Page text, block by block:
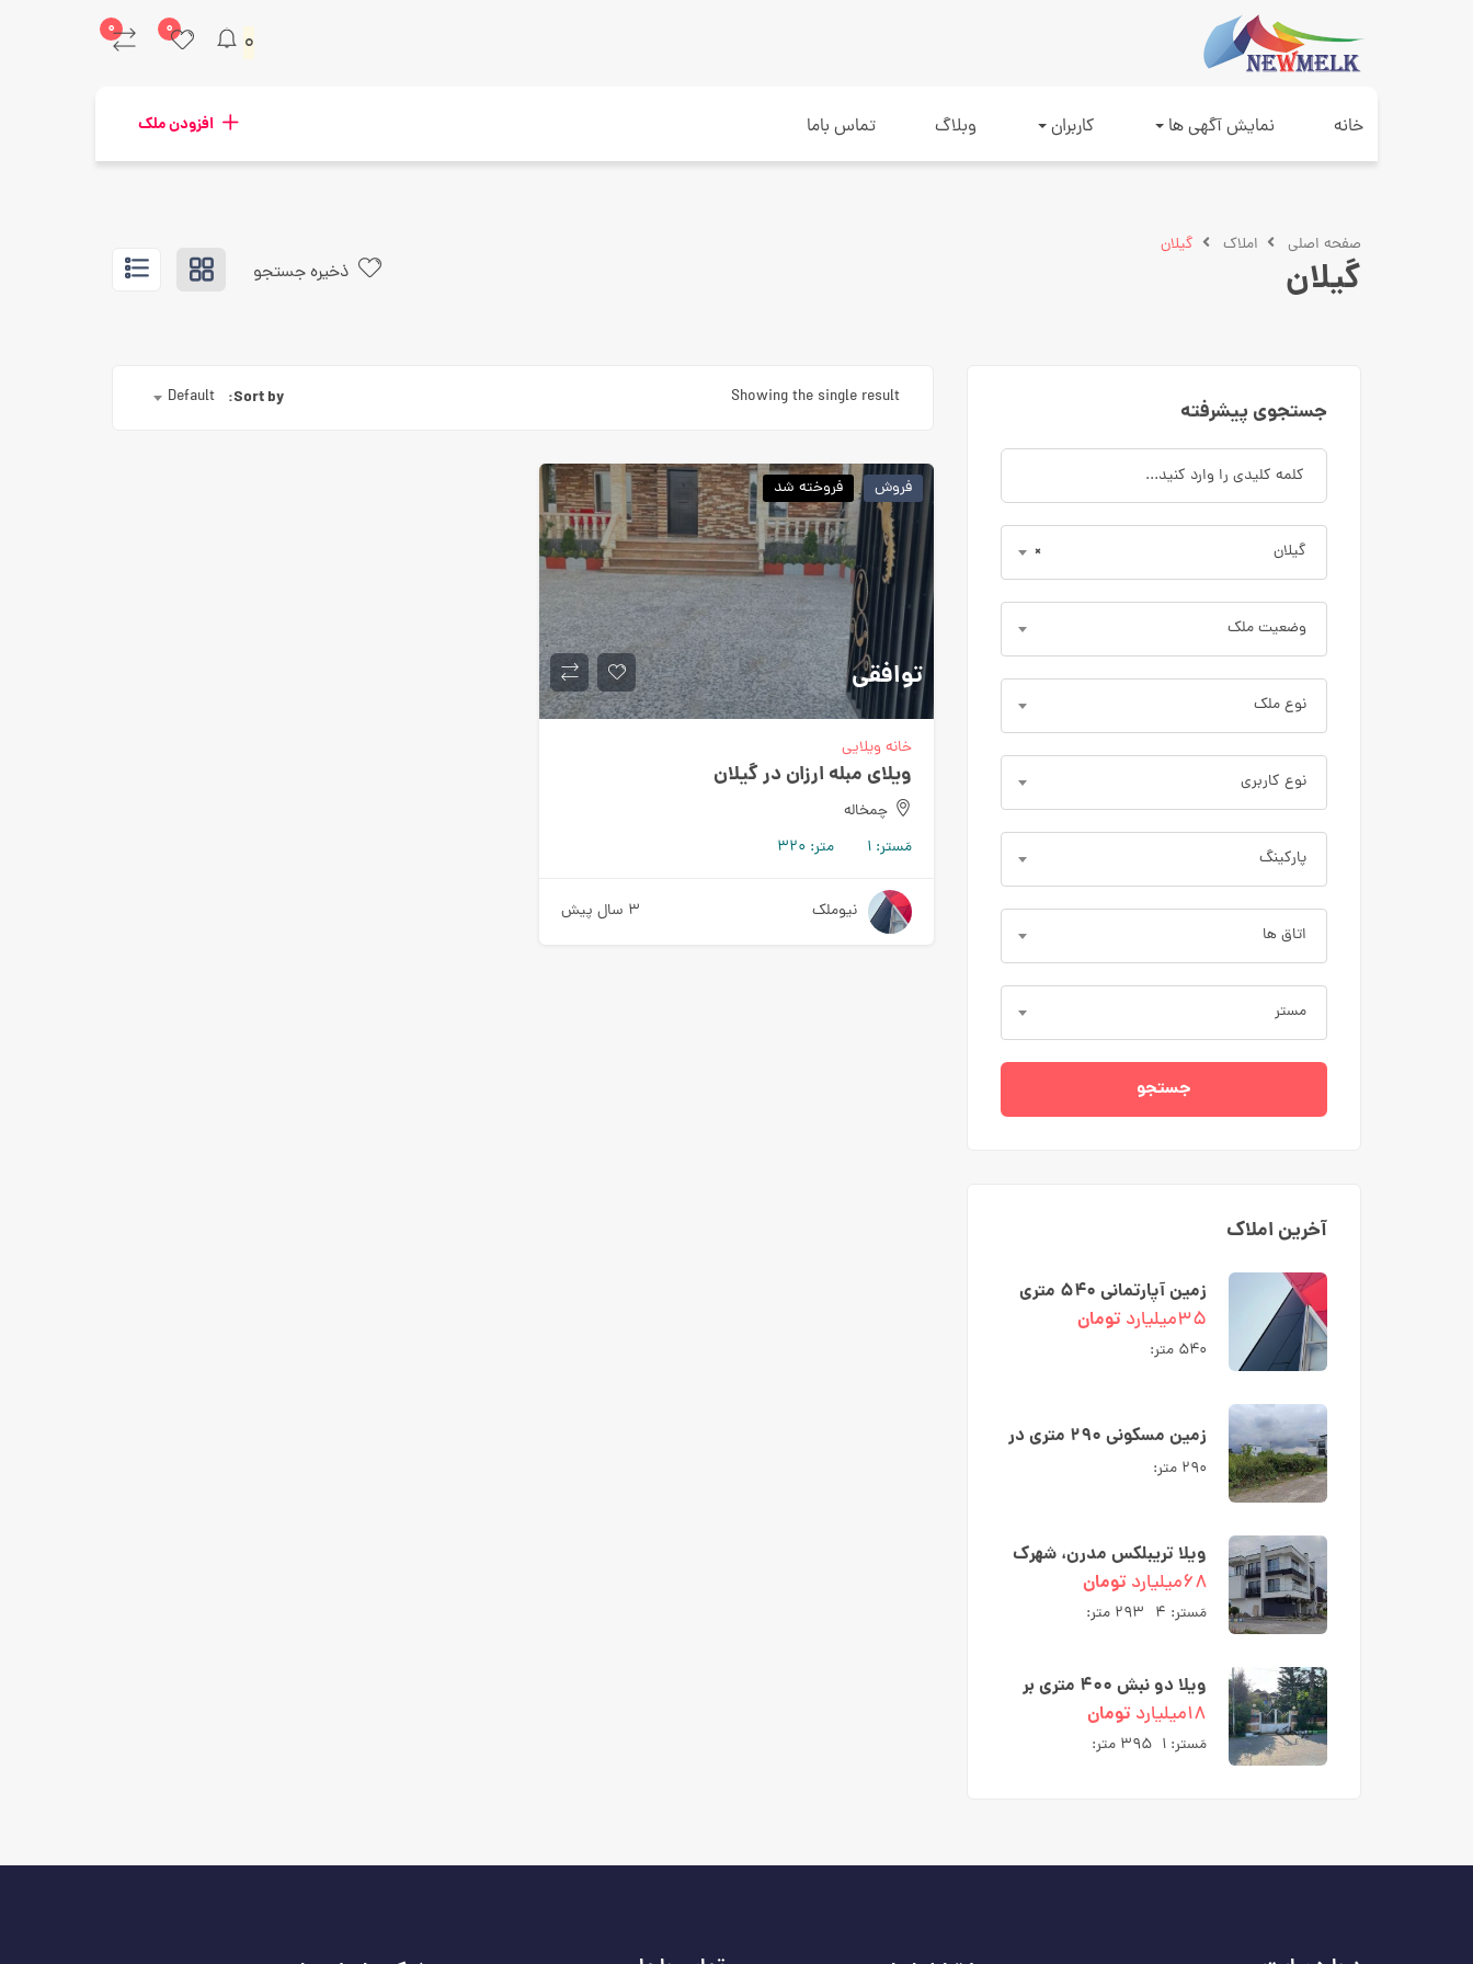
۰ ۰ ۰
خانه نمایش آگهی ها کاربران وبلاگ تماس باما افزودن ملک
صفحه اصلی املاک گیلان
گیلان ذخیره جستجو
جستجوی پیشرفته
× گیلان
وضعیت ملک
نوع ملک
نوع کاربری
پارکینگ
اتاق ها
مستر
جستجو
آخرین املاک
زمین آپارتمانی ۵۴۰ متری
دو نبش در رادیو دریا کوچه
شبنم
۳۵میلیارد تومان
۵۴۰ متر:
زمین مسکونی ۲۹۰ متری در
شهرک ارکیده نوشهر
۲۹۰ متر:
ویلا تریبلکس مدرن، شهرک
ارکیده بلوار کریمی نوشهر
۶۸میلیارد تومان
مَستر: ۴ ۲۹۳ متر:
ویلا دو نبش ۴۰۰ متری بر
اصلی نورسر نمک آبرود
۱۸میلیارد تومان
مَستر: ۱ ۳۹۵ متر:
Showing the single result
Sort by:
Default
فروش فروخته شد
توافقی
خانه ویلایی
ویلای مبله ارزان در گیلان
چمخاله
مَستر: ۱ متر: ۳۲۰
نیوملک ۳ سال پیش